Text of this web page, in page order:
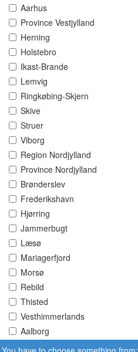
Aarhus
Province Vestjylland
Herning
Holstebro
Ikast-Brande
Lemvig
Ringkøbing-Skjern
Skive
Struer
Viborg
Region Nordjylland
Province Nordjylland
Brønderslev
Frederikshavn
Hjørring
Jammerbugt
Læsø
Mariagerfjord
Morsø
Rebild
Thisted
Vesthimmerlands
Aalborg